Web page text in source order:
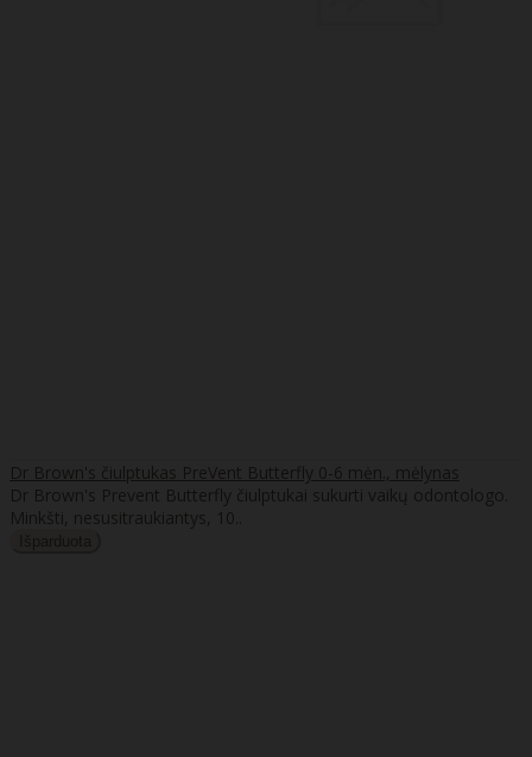
Dr Brown's čiulptukas PreVent Butterfly 0-6 mėn., mėlynas
Dr Brown's Prevent Butterfly čiulptukai sukurti vaikų odontologo.
Minkšti, nesusitraukiantys, 10..